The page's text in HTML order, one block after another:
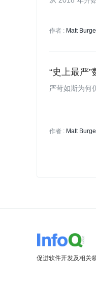
作者 : Matt
“史上最严
严苛如斯为何
作者 : Matt
促进软件开发及相关